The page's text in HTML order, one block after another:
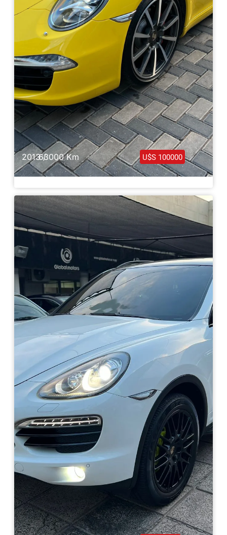
2013 /63000 Km U$S 100000
Porsche Carrera 911 S 2013
Haz clic aquí